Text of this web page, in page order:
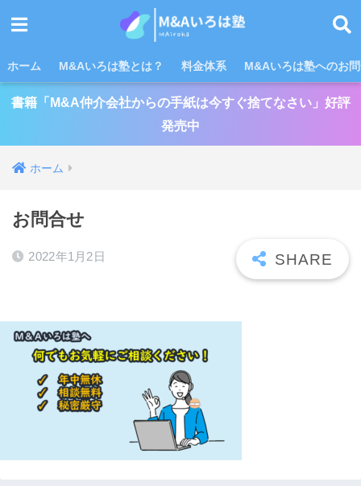
ホーム M&Aいろは塾とは？ 料金体系 M&Aいろは塾へのお
書籍「M&A仲介会社からの手紙は今すぐ捨てなさい」好評
発売中
ホーム
お問合せ
2022年1月2日